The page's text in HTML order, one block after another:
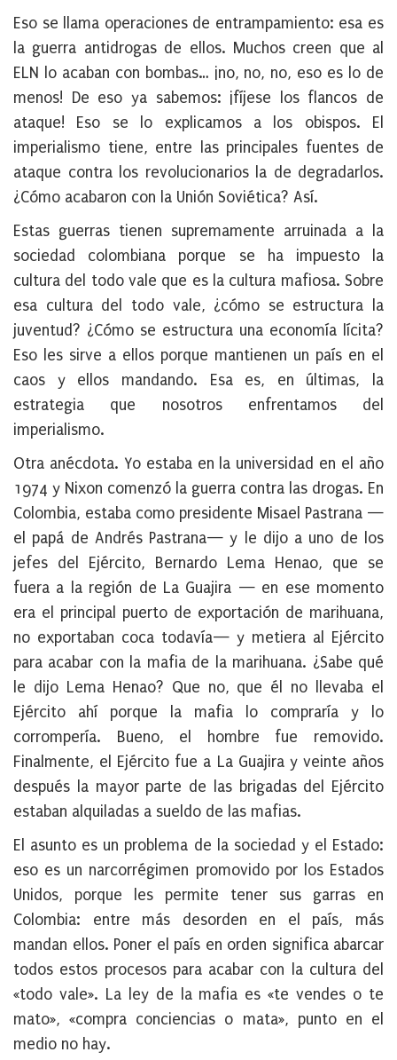
Eso se llama operaciones de entrampamiento: esa es
la guerra antidrogas de ellos. Muchos creen que al
ELN lo acaban con bombas… ¡no, no, no, eso es lo de
menos! De eso ya sabemos: ¡fíjese los flancos de
ataque! Eso se lo explicamos a los obispos. El
imperialismo tiene, entre las principales fuentes de
ataque contra los revolucionarios la de degradarlos.
¿Cómo acabaron con la Unión Soviética? Así.
Estas guerras tienen supremamente arruinada a la
sociedad colombiana porque se ha impuesto la
cultura del todo vale que es la cultura mafiosa. Sobre
esa cultura del todo vale, ¿cómo se estructura la
juventud? ¿Cómo se estructura una economía lícita?
Eso les sirve a ellos porque mantienen un país en el
caos y ellos mandando. Esa es, en últimas, la
estrategia que nosotros enfrentamos del
imperialismo.
Otra anécdota. Yo estaba en la universidad en el año
1974 y Nixon comenzó la guerra contra las drogas. En
Colombia, estaba como presidente Misael Pastrana —
el papá de Andrés Pastrana— y le dijo a uno de los
jefes del Ejército, Bernardo Lema Henao, que se
fuera a la región de La Guajira — en ese momento
era el principal puerto de exportación de marihuana,
no exportaban coca todavía— y metiera al Ejército
para acabar con la mafia de la marihuana. ¿Sabe qué
le dijo Lema Henao? Que no, que él no llevaba el
Ejército ahí porque la mafia lo compraría y lo
corrompería. Bueno, el hombre fue removido.
Finalmente, el Ejército fue a La Guajira y veinte años
después la mayor parte de las brigadas del Ejército
estaban alquiladas a sueldo de las mafias.
El asunto es un problema de la sociedad y el Estado:
eso es un narcorrégimen promovido por los Estados
Unidos, porque les permite tener sus garras en
Colombia: entre más desorden en el país, más
mandan ellos. Poner el país en orden significa abarcar
todos estos procesos para acabar con la cultura del
«todo vale». La ley de la mafia es «te vendes o te
mato», «compra conciencias o mata», punto en el
medio no hay.